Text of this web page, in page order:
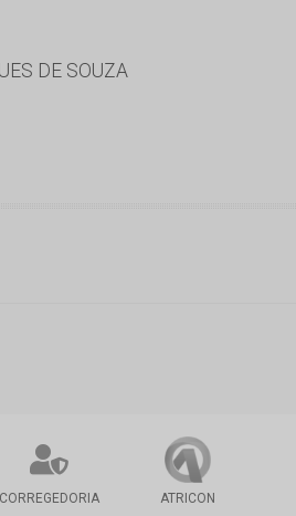
DE SOUZA
CORREGEDORIA ATRICON